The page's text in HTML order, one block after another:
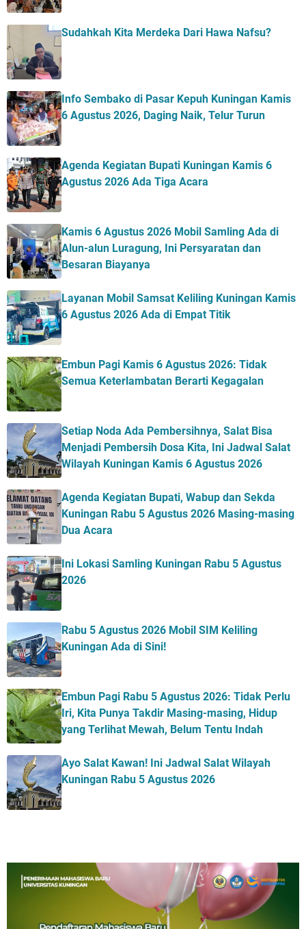
Sudahkah Kita Merdeka Dari Hawa Nafsu?
Info Sembako di Pasar Kepuh Kuningan Kamis
6 Agustus 2026, Daging Naik, Telur Turun
Agenda Kegiatan Bupati Kuningan Kamis 6
Agustus 2026 Ada Tiga Acara
Kamis 6 Agustus 2026 Mobil Samling Ada di
Alun-alun Luragung, Ini Persyaratan dan
Besaran Biayanya
Layanan Mobil Samsat Keliling Kuningan Kamis
6 Agustus 2026 Ada di Empat Titik
Embun Pagi Kamis 6 Agustus 2026: Tidak
Semua Keterlambatan Berarti Kegagalan
Setiap Noda Ada Pembersihnya, Salat Bisa
Menjadi Pembersih Dosa Kita, Ini Jadwal Salat
Wilayah Kuningan Kamis 6 Agustus 2026
Agenda Kegiatan Bupati, Wabup dan Sekda
Kuningan Rabu 5 Agustus 2026 Masing-masing
Dua Acara
Ini Lokasi Samling Kuningan Rabu 5 Agustus
2026
Rabu 5 Agustus 2026 Mobil SIM Keliling
Kuningan Ada di Sini!
Embun Pagi Rabu 5 Agustus 2026: Tidak Perlu
Iri, Kita Punya Takdir Masing-masing, Hidup
yang Terlihat Mewah, Belum Tentu Indah
Ayo Salat Kawan! Ini Jadwal Salat Wilayah
Kuningan Rabu 5 Agustus 2026